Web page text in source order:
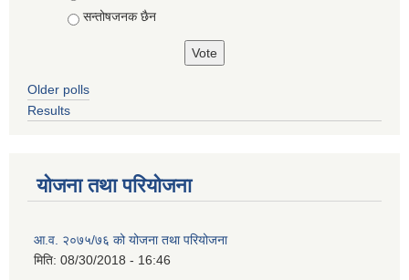
सन्तोषजनक छैन
Older polls
Results
योजना तथा परियोजना
आ.व. २०७५/७६ को योजना तथा परियोजना
मिति: 08/30/2018 - 16:46